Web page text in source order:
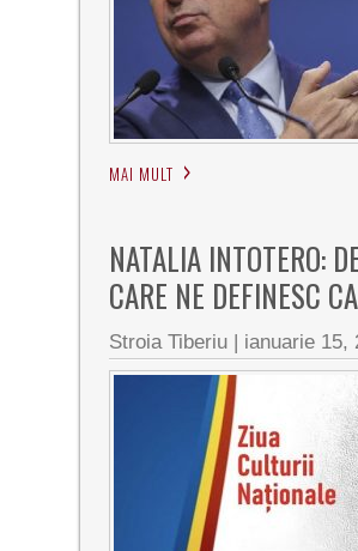
MAI MULT
NATALIA INTOTERO:
CARE NE DEFINESC
Stroia Tiberiu | ianuarie 15,